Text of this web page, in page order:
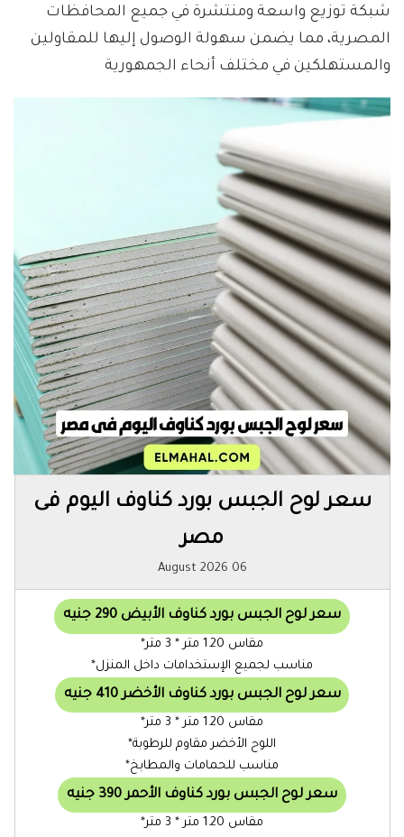
شبكة توزيع واسعة ومنتشرة في جميع المحافظات
المصرية، مما يضمن سهولة الوصول إليها للمقاولين
والمستهلكين في مختلف أنحاء الجمهورية
سعر لوح الجبس بورد كناوف اليوم فى
مصر
06 August 2026
سعر لوح الجبس بورد كناوف الأبيض 290 جنيه
مقاس 1.20 متر * 3 متر*
مناسب لجميع الإستخدامات داخل المنزل*
سعر لوح الجبس بورد كناوف الأخضر 410 جنيه
مقاس 1.20 متر * 3 متر*
اللوح الأخضر مقاوم للرطوبة*
مناسب للحمامات والمطابخ*
سعر لوح الجبس بورد كناوف الأحمر 390 جنيه
مقاس 1.20 متر * 3 متر*